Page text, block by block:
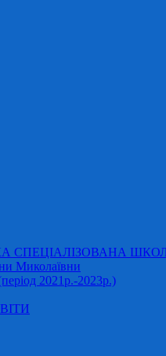
СПЕЦІАЛІЗОВАНА
Миколаївни
2021р.-2023р.)